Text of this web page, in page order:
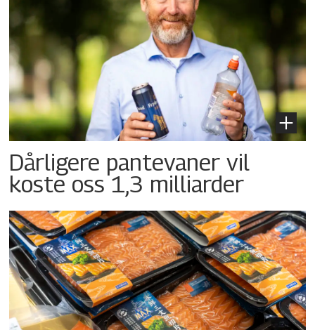
Dårligere pantevaner vil
koste oss 1,3 milliarder